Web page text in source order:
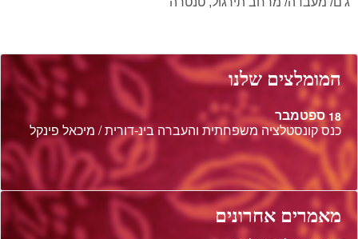
המומלצים שלנו
ספטמבר 18
כנס קונסטלציה משפחתית והעברה בינ-דורית / מיכאל פינקל
מאמרים אחרונים